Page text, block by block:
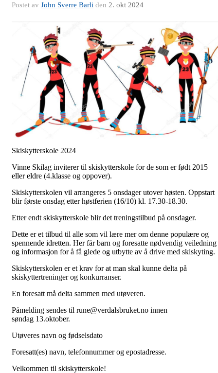
Postet av John Sverre Barli den 2. okt 2024
Skiskytterskole 2024
Vinne Skilag inviterer til skiskytterskole for de som er født 2015
eller eldre (4.klasse og oppover).
Skiskytterskolen vil arrangeres 5 onsdager utover høsten. Oppstart
blir første onsdag etter høstferien (16/10) kl. 17.30-18.30.
Etter endt skiskytterskole blir det treningstilbud på onsdager.
Dette er et tilbud til alle som vil lære mer om denne populære og
spennende idretten. Her får barn og foresatte nødvendig veiledning
og informasjon for å få glede og utbytte av å drive med skiskyting.
Skiskytterskolen er et krav for at man skal kunne delta på
skiskyttertreninger og konkurranser.
En foresatt må delta sammen med utøveren.
Påmelding sendes til rune@verdalsbruket.no innen
søndag 13.oktober.
Utøveres navn og fødselsdato
Foresatt(es) navn, telefonnummer og epostadresse.
Velkommen til skiskytterskole!